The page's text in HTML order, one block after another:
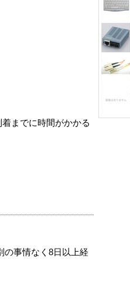
までに時間がかかる
の事情なく8日以上経